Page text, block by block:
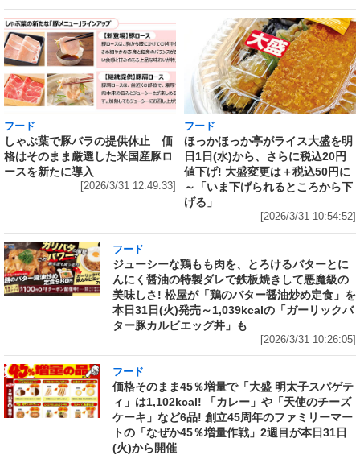
フード
しゃぶ葉で豚バラの提供休止 価
格はそのまま厳選した米国産豚ロ
ースを新たに導入
[2026/3/31 12:49:33]
フード
ほっかほっか亭がライス大盛を明
日1日(水)から、さらに税込20円
値下げ! 大盛変更は＋税込50円に
～「いま下げられるところから下
げる」
[2026/3/31 10:54:52]
フード
ジューシーな鶏もも肉を、とろけるバターとに
んにく醤油の特製ダレで鉄板焼きして悪魔級の
美味しさ! 松屋が「鶏のバター醤油炒め定食」を
本日31日(火)発売～1,039kcalの「ガーリックバ
ター豚カルビエッグ丼」も
[2026/3/31 10:26:05]
フード
価格そのまま45％増量で「大盛 明太子スパゲテ
ィ」は1,102kcal! 「カレー」や「天使のチーズ
ケーキ」など6品! 創立45周年のファミリーマー
トの「なぜか45％増量作戦」2週目が本日31日
(火)から開催